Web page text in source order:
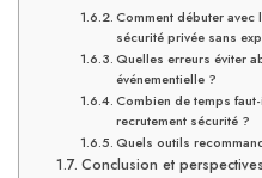
Comment débuter avec
sécurité privée sans
Quelles erreurs éviter
événementielle ?
Combien de temps
recrutement sécurité ?
Quels outils
Conclusion et perspectives